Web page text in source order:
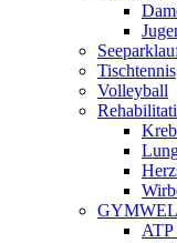
Tischtennis
Volleyball
ATP